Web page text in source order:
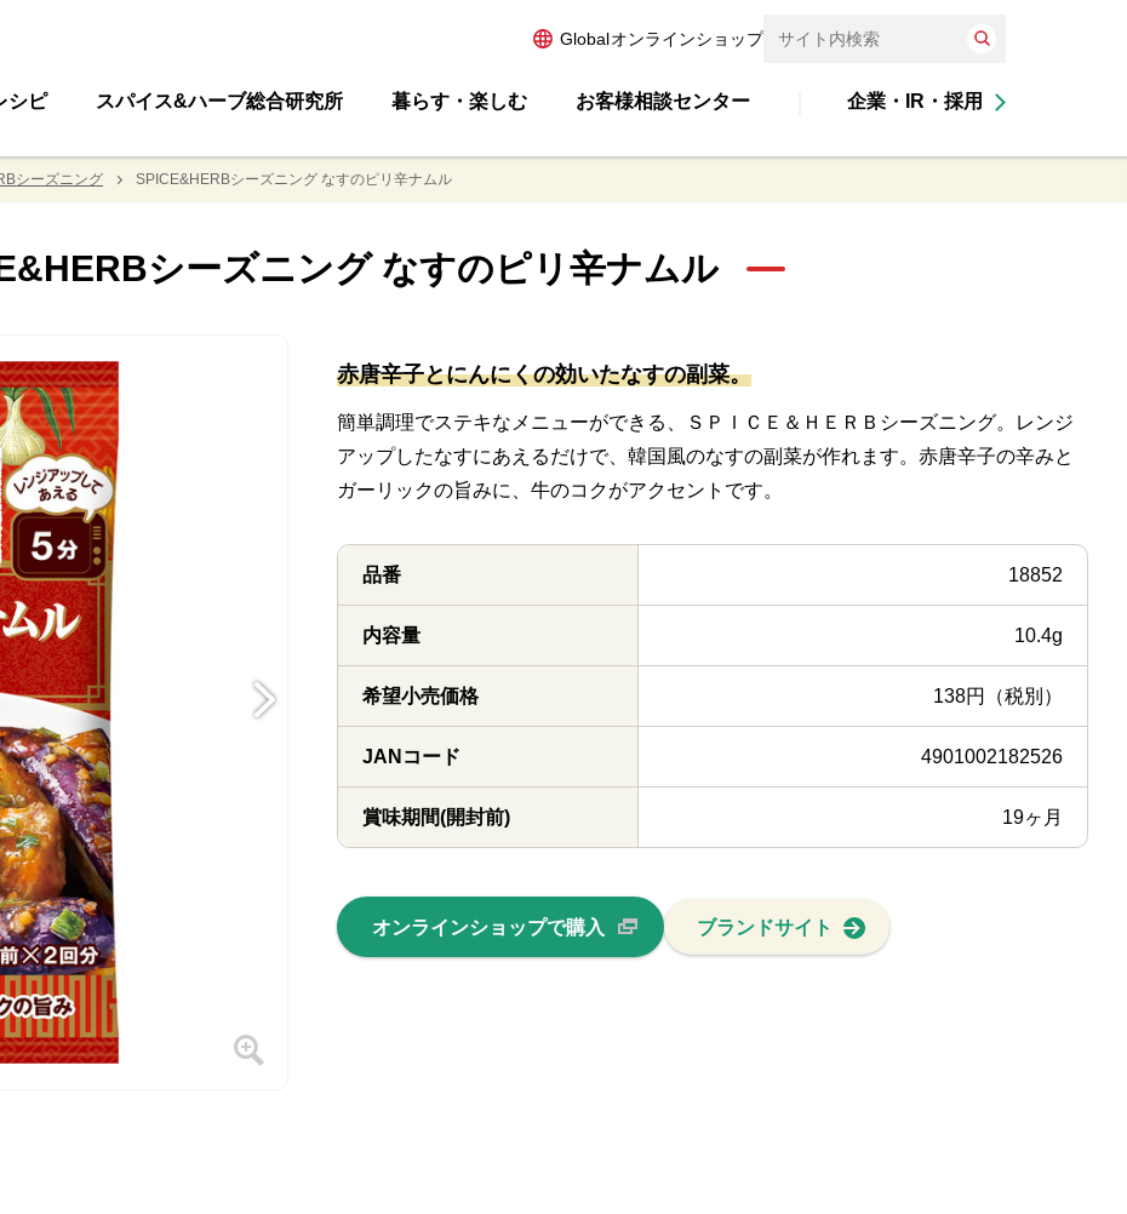
Globalオンラインショップ
シピ スパイス&ハーブ総合研究所 暮らす・楽しむ お客様相談センター 企業・IR・採用
シーズニング SPICE&HERBシーズニング なすのピリ辛ナムル
シーズニング なすのピリ辛ナムル
赤唐辛子とにんにくの効いたなすの副菜。
簡単調理でステキなメニューができる、ＳＰＩＣＥ＆ＨＥＲＢシーズニング。レンジ
アップしたなすにあえるだけで、韓国風のなすの副菜が作れます。赤唐辛子の辛みと
ガーリックの旨みに、牛のコクがアクセントです。
品番 18852
内容量 10.4g
希望小売価格 138円（税別）
JANコード 4901002182526
賞味期間(開封前) 19ヶ月
オンラインショップで購入 ブランドサイト